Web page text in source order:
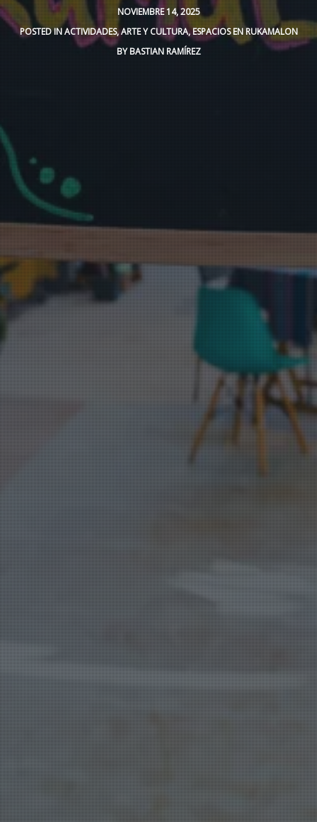
NOVIEMBRE 14, 2025
POSTED INACTIVIDADES,ARTE Y CULTURA,ESPACIOS EN RUKAMALON
BYBASTIAN RAMÍREZ